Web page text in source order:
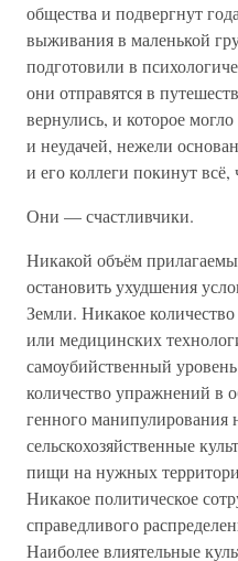
общества и подвергнут
выживания в маленькой
подготовили в
они отправятся в
вернулись, и которое
и неудачей, нежели
и его коллеги покинут
Они — счастливчики.
Никакой объём
остановить ухудшения
Земли. Никакое
или медицинских
самоубийственный
количество упражнений в
генного манипулирования
сельскохозяйственные
пищи на нужных
Никакое политическое
справедливого
Наиболее влиятельные